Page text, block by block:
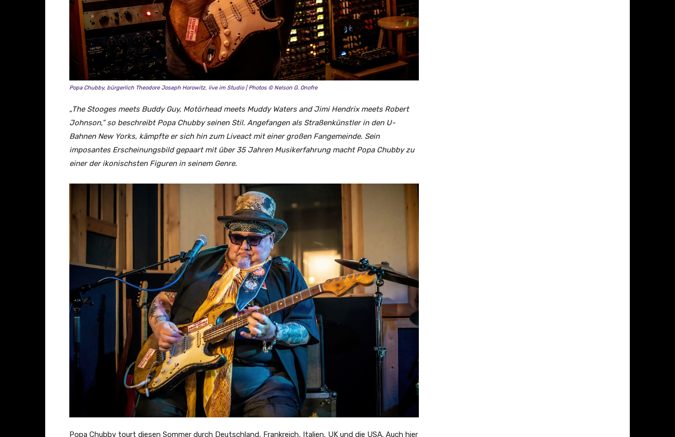
A
v
u
e
e
Popa Chubby, bürgerlich Theodore Joseph Horowitz, live im Studio | Photos © Nelson G. Onofre
„The Stooges meets Buddy Guy, Motörhead meets Muddy Waters and Jimi Hendrix meets Robert
Johnson,” so beschreibt Popa Chubby seinen Stil. Angefangen als Straßenkünstler in den U-
Bahnen New Yorks, kämpfte er sich hin zum Liveact mit einer großen Fangemeinde. Sein
imposantes Erscheinungsbild gepaart mit über 35 Jahren Musikerfahrung macht Popa Chubby zu
einer der ikonischsten Figuren in seinem Genre.
Popa Chubby tourt diesen Sommer durch Deutschland, Frankreich, Italien, UK und die USA. Auch hier